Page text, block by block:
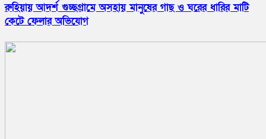
রুহিয়ায় আদর্শ গুচ্ছগ্রামে অসহায় মানুষের গাছ ও ঘরের ধারির মাটি
কেটে ফেলার অভিযোগ